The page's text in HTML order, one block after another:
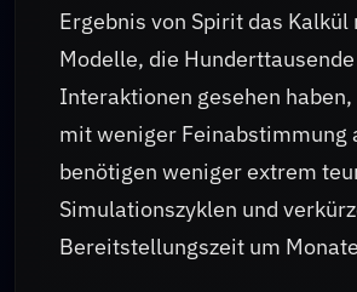
Ergebnis von Spirit das Kalkül
Modelle, die
Interaktionen gesehen haben,
mit weniger Feinabstimmung
benötigen weniger extrem
Simulationszyklen und
Bereitstellungszeit um